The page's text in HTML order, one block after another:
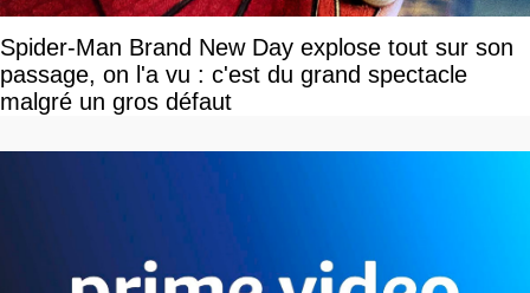
Spider-Man Brand New Day explose tout sur son
passage, on l'a vu : c'est du grand spectacle
malgré un gros défaut